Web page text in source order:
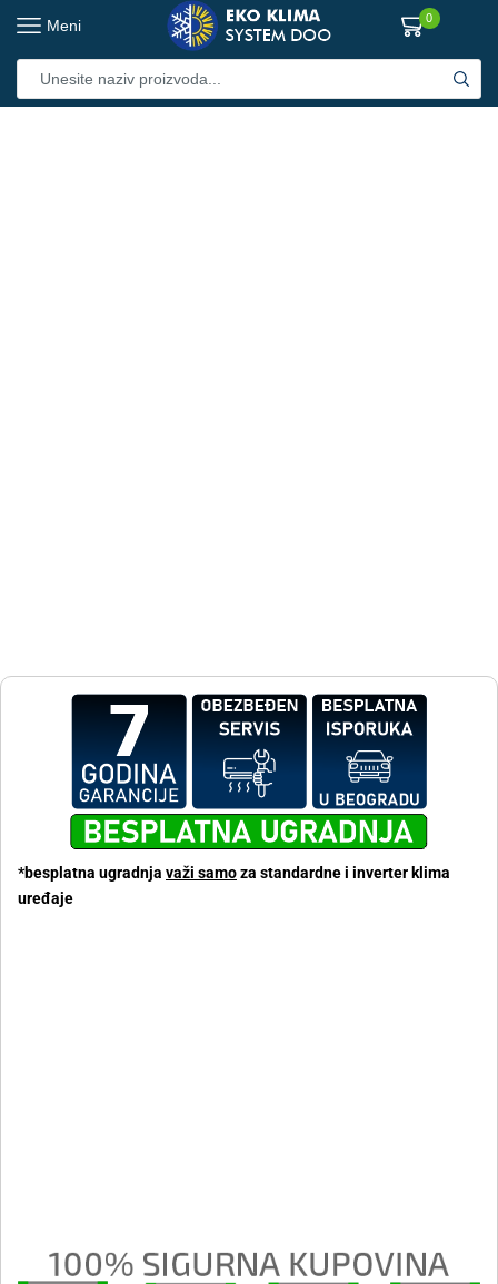
Meni 0
*besplatna ugradnja važi samoza standardne i inverter klima
uređaje